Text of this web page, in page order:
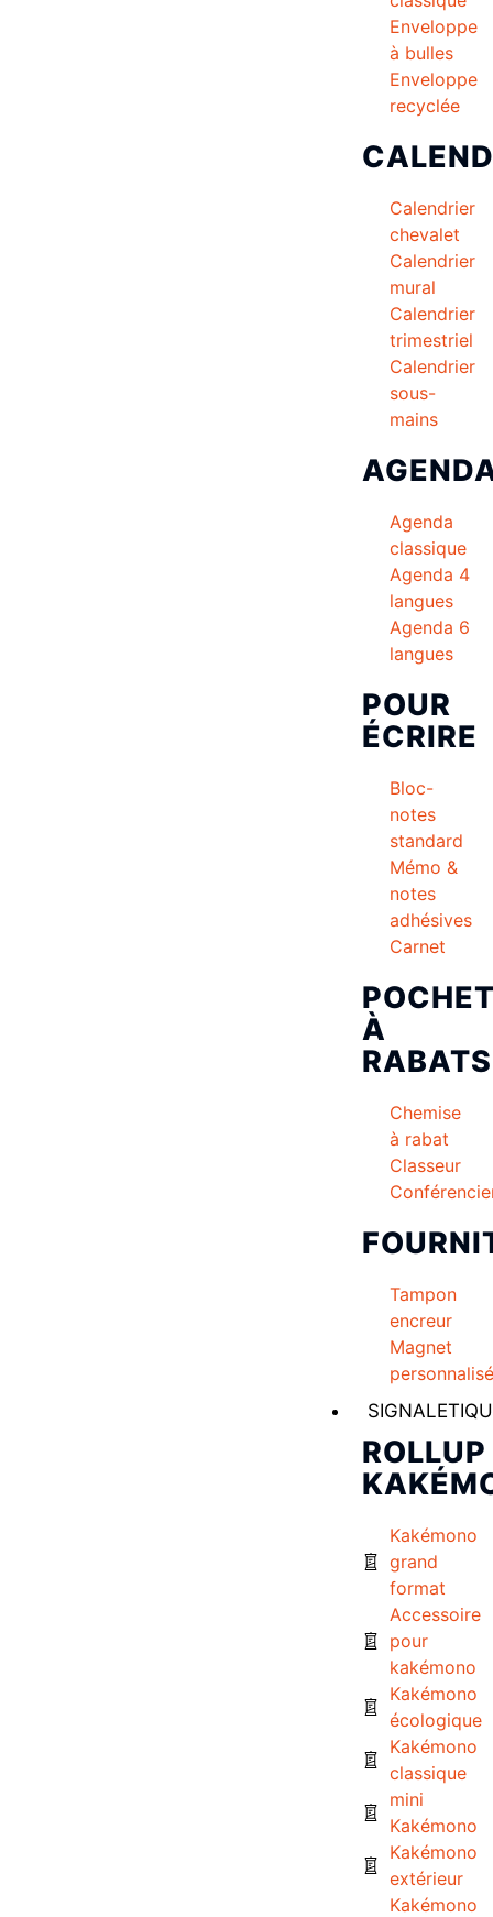
Enveloppe
à bulles
Enveloppe
recyclée
Calendrier
chevalet
Calendrier
mural
Calendrier
trimestriel
Calendrier
sous-
mains
Agenda
classique
Agenda 4
langues
Agenda 6
langues
POUR
ÉCRIRE
Bloc-
notes
standard
Mémo &
notes
adhésives
Carnet
À
RABATS
Chemise
à rabat
Classeur
Tampon
encreur
Magnet
personnalisé
ROLLUP
Kakémono
grand
format
Accessoire
pour
kakémono
Kakémono
écologique
Kakémono
classique
mini
Kakémono
Kakémono
extérieur
Kakémono